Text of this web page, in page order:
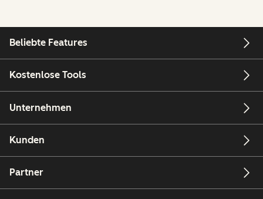
Beliebte Features
Kostenlose Tools
Unternehmen
Kunden
Partner